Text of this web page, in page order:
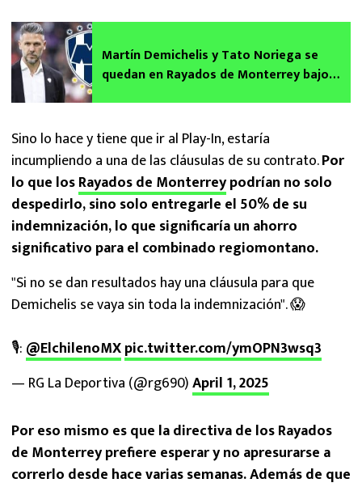
Martín Demichelis y Tato Noriega se
quedan en Rayados de Monterrey bajo
Sino lo hace y tiene que ir al Play-In, estaría
incumpliendo a una de las cláusulas de su contrato.Por
lo que losRayados de Monterreypodrían no solo
despedirlo, sino solo entregarle el 50% de su
indemnización, lo que significaría un ahorro
significativo para el combinado regiomontano.
"Si no se dan resultados hay una cláusula para que
Demichelis se vaya sin toda la indemnización". 😱
🎙: @ElchilenoMXpic.twitter.com/ymOPN3wsq3
— RG La Deportiva (@rg690)April 1, 2025
Por eso mismo es que la directiva de los Rayados
de Monterrey prefiere esperar y no apresurarse a
correrlo desde hace varias semanas. Además de que